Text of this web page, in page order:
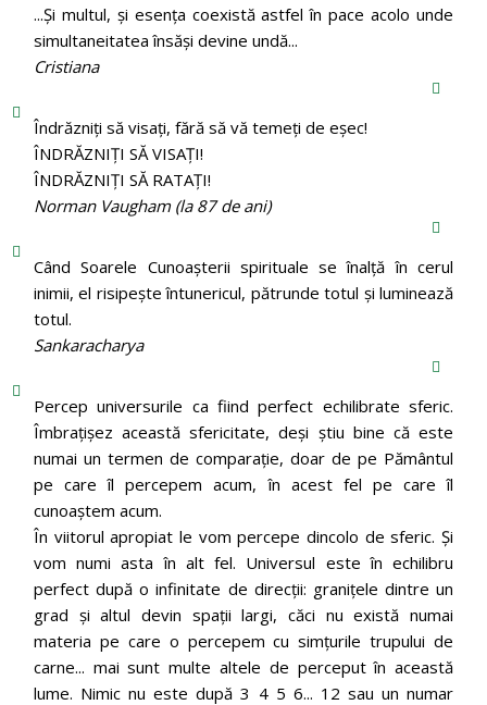
...Și multul, și esența coexistă astfel în pace acolo unde
simultaneitatea însăși devine undă...
Cristiana
Îndrăzniţi să visaţi, fără să vă temeţi de eşec!
ÎNDRĂZNIȚI SĂ VISAȚI!
ÎNDRĂZNIȚI SĂ RATAȚI!
Norman Vaugham (la 87 de ani)
Când Soarele Cunoaşterii spirituale se înalţă în cerul
inimii, el risipeşte întunericul, pătrunde totul şi luminează
totul.
Sankaracharya
Percep universurile ca fiind perfect echilibrate sferic.
Îmbrațișez această sfericitate, deși știu bine că este
numai un termen de comparație, doar de pe Pământul
pe care îl percepem acum, în acest fel pe care îl
cunoaștem acum.
În viitorul apropiat le vom percepe dincolo de sferic. Și
vom numi asta în alt fel. Universul este în echilibru
perfect după o infinitate de direcții: granițele dintre un
grad și altul devin spații largi, căci nu există numai
materia pe care o percepem cu simțurile trupului de
carne... mai sunt multe altele de perceput în această
lume. Nimic nu este după 3 4 5 6... 12 sau un numar